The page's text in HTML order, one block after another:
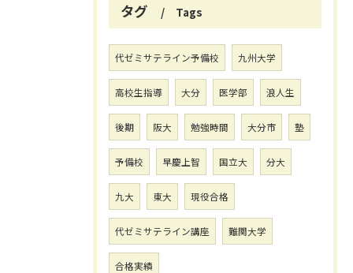
タグ Tags
代ゼミサテライン予備校 九州大学
高校生指導 大分 医学部 浪人生
後期 阪大 勉強時間 大分市 塾
予備校 早慶上智 国立大 分大
九大 東大 現役合格
代ゼミサテライン講座 難関大学
合格実績